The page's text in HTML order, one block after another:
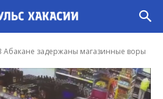
Абакане задержаны магазинные воры